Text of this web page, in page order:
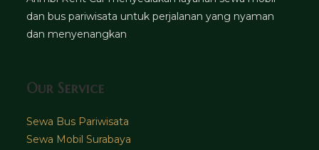
dan bus pariwisata untuk perjalanan yang nyaman
dan menyenangkan
Our Service
Sewa Bus Pariwisata
Sewa Mobil Surabaya